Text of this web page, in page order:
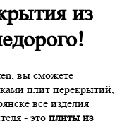
из
вы сможете
плит перекрытий,
все изделия
- это плиты из